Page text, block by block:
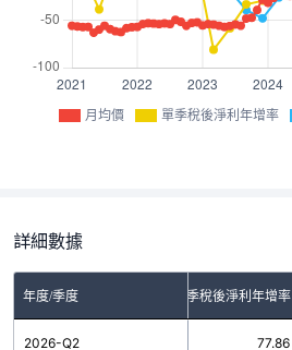
月均價 單季稅後淨利年增率
詳細數據
年度/季度 單季稅後淨利年增率
2026-Q2 77.86